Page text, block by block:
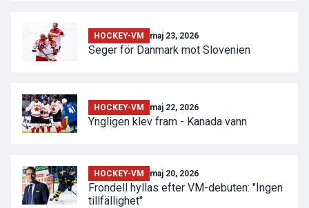
HOCKEY-VM maj 23, 2026
Seger för Danmark mot Slovenien
HOCKEY-VM maj 22, 2026
Yngligen klev fram - Kanada vann
HOCKEY-VM maj 20, 2026
Frondell hyllas efter VM-debuten: "Ingen
tillfällighet"